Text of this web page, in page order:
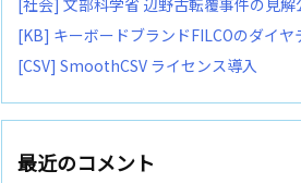
[KB] キーボードブランドFILCOのダイヤ
[CSV] SmoothCSV ライセンス導入
最近のコメント